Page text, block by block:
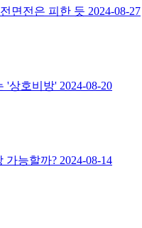
면전은 피한 듯 2024-08-27
'상호비방' 2024-08-20
가능할까? 2024-08-14